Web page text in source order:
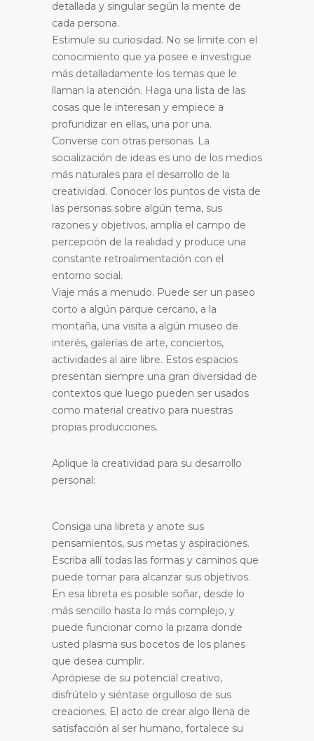
detallada y singular según la mente de
cada persona.
Estimule su curiosidad. No se limite con el
conocimiento que ya posee e investigue
más detalladamente los temas que le
llaman la atención. Haga una lista de las
cosas que le interesan y empiece a
profundizar en ellas, una por una.
Converse con otras personas. La
socialización de ideas es uno de los medios
más naturales para el desarrollo de la
creatividad. Conocer los puntos de vista de
las personas sobre algún tema, sus
razones y objetivos, amplía el campo de
percepción de la realidad y produce una
constante retroalimentación con el
entorno social.
Viaje más a menudo. Puede ser un paseo
corto a algún parque cercano, a la
montaña, una visita a algún museo de
interés, galerías de arte, conciertos,
actividades al aire libre. Estos espacios
presentan siempre una gran diversidad de
contextos que luego pueden ser usados
como material creativo para nuestras
propias producciones.
Aplique la creatividad para su desarrollo
personal:
Consiga una libreta y anote sus
pensamientos, sus metas y aspiraciones.
Escriba allí todas las formas y caminos que
puede tomar para alcanzar sus objetivos.
En esa libreta es posible soñar, desde lo
más sencillo hasta lo más complejo, y
puede funcionar como la pizarra donde
usted plasma sus bocetos de los planes
que desea cumplir.
Aprópiese de su potencial creativo,
disfrútelo y siéntase orgulloso de sus
creaciones. El acto de crear algo llena de
satisfacción al ser humano, fortalece su